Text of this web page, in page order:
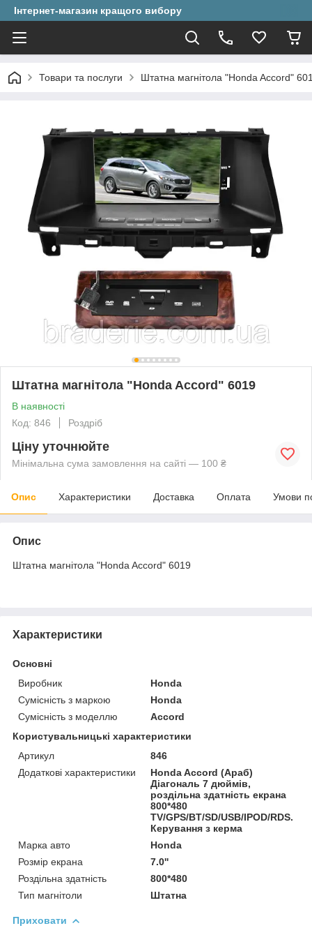
Інтернет-магазин кращого вибору
Товари та послуги Штатна магнітола "Honda Accord"
Штатна магнітола "Honda Accord" 6019
В наявності
Код: 846
Роздріб
Ціну уточнюйте
Мінімальна сума замовлення на сайті — 100 ₴
Опис Характеристики Доставка Оплата Умови
Опис
Штатна магнітола "Honda Accord" 6019
Характеристики
Основні
Виробник
Honda
Сумісність з маркою
Honda
Сумісність з моделлю
Accord
Користувальницькі характеристики
Артикул
846
Додаткові характеристики
Honda Accord (Араб)
Діагональ 7 дюймів,
роздільна здатність екрана
800*480
TV/GPS/BT/SD/USB/IPOD/RDS.
Керування з керма
Марка авто
Honda
Розмір екрана
7.0''
Роздільна здатність
800*480
Тип магнітоли
Штатна
Приховати